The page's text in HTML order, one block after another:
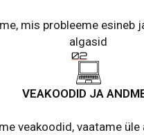
mis probleeme esineb
algasid
VEAKOODID JA
veakoodid, vaatame